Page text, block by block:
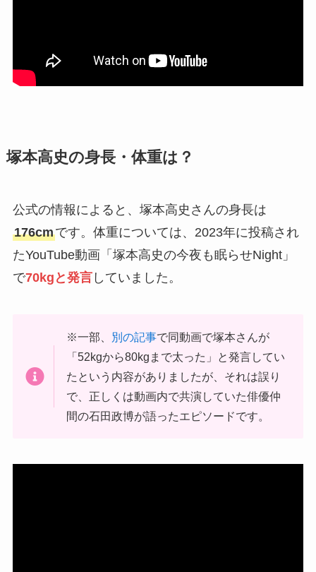
塚本高史の身長・体重は？
公式の情報によると、塚本高史さんの身長は
176cmです。体重については、2023年に投稿され
たYouTube動画「塚本高史の今夜も眠らせNight」
で70kgと発言していました。
※一部、 別の記事で同動画で塚本さんが
「52kgから80kgまで太った」と発言してい
たという内容がありましたが、それは誤り
で、正しくは動画内で共演していた俳優仲
間の石田政博が語ったエピソードです。